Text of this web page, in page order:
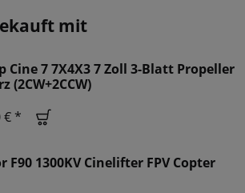
mit
Cine 7 7X4X3 7 Zoll 3-Blatt Propeller
(2CW+2CCW)
€ *
F90 1300KV Cinelifter FPV Copter